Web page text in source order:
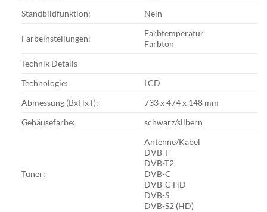
Standbildfunktion:
Nein
Farbeinstellungen:
Farbtemperatur
Farbton
Technik Details
Technologie:
LCD
Abmessung (BxHxT):
733 x 474 x 148 mm
Gehäusefarbe:
schwarz/silbern
Tuner:
Antenne/Kabel
DVB-T
DVB-T2
DVB-C
DVB-C HD
DVB-S
DVB-S2 (HD)